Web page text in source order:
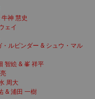
神 慧史
ェイ
・ルピンダー & シュウ・マル
智絵 & 峯 祥平
周大
& 浦田 一樹